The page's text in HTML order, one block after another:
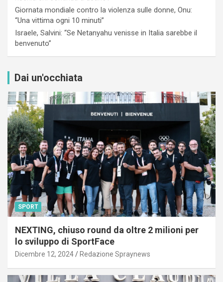
Giornata mondiale contro la violenza sulle donne, Onu:
“Una vittima ogni 10 minuti”
Israele, Salvini: “Se Netanyahu venisse in Italia sarebbe il
benvenuto”
Dai un'occhiata
SPORT
NEXTING, chiuso round da oltre 2 milioni per
lo sviluppo di SportFace
Dicembre 12, 2024 Redazione Spraynews